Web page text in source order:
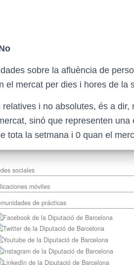
sobre la afluència de
el mercat per dies i hores de la
i no absolutes, és a dir,
sinó que representen una
tota la setmana i 0 quan el
sociales
móviles
de prácticas